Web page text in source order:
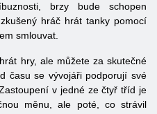
brzy bude schopen
hráč hrát tanky pomocí
smlouvat.
hry, ale můžete za skutečné
času se vývojáři podporují své
v jedné ze čtyř tříd je
měnu, ale poté, co strávil